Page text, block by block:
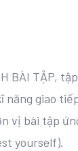
BÀI TẬP,
năng giao
vị bài tập
yourself).